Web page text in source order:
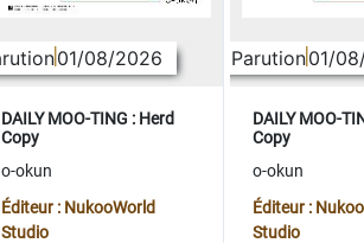
01/08/2026
DAILY MOO-TING : Herd
Copy
o-okun
Éditeur : NukooWorld
Studio
Parution01/
DAILY MOO-
Copy
o-okun
Éditeur :
Studio